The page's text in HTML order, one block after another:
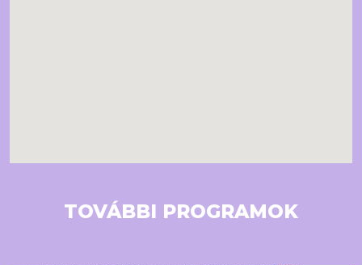
TOVÁBBI PROGRAMOK